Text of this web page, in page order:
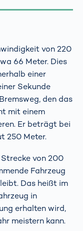
von 220
66 Meter. Dies
einer
Sekunde
den das
mit einem
Er beträgt bei
250 Meter.
von 200
Fahrzeug
Das heißt im
in
erhalten wird,
meistern kann.